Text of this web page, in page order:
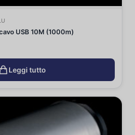
USB 10M (1000m)
Leggi tutto